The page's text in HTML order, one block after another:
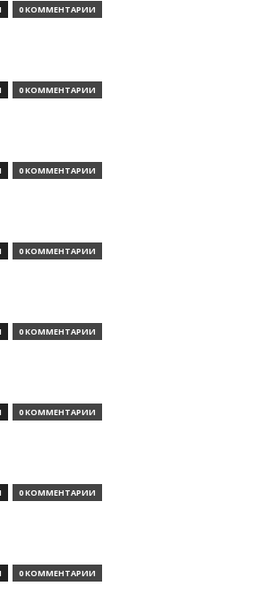
0 КОММЕНТАРИИ
0 КОММЕНТАРИИ
0 КОММЕНТАРИИ
0 КОММЕНТАРИИ
0 КОММЕНТАРИИ
0 КОММЕНТАРИИ
0 КОММЕНТАРИИ
0 КОММЕНТАРИИ